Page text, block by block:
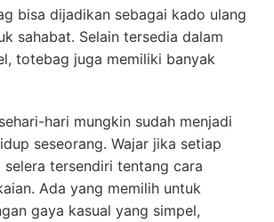
bisa dijadikan sebagai kado ulang
sahabat. Selain tersedia dalam
totebag juga memiliki banyak
hari mungkin sudah menjadi
seseorang. Wajar jika setiap
tersendiri tentang cara
Ada yang memilih untuk
gaya kasual yang simpel,